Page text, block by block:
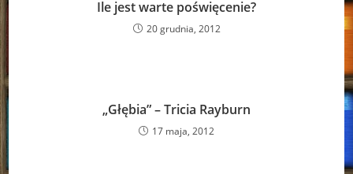
Ile jest warte poświęcenie?
20 grudnia, 2012
„Głębia” – Tricia Rayburn
17 maja, 2012